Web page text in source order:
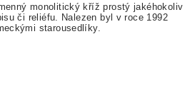
monolitický kříž prostý jakéhokoliv
či reliéfu. Nalezen byl v roce 1992
starousedlíky.